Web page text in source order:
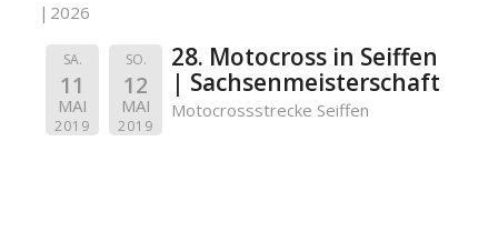
2026
SA.
11
MAI
2019
SO.
12
MAI
2019
28. Motocross in Seiffen
| Sachsenmeisterschaft
Motocrossstrecke Seiffen